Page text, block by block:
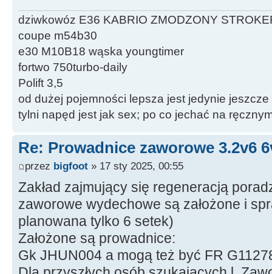
dziwkowóz E36 KABRIO ZMODZONY
coupe m54b30
e30 M10B18 wąska youngtimer
fortwo 750turbo-daily
Polift 3,5
od dużej pojemności lepsza jest jedynie jeszcze
tylni napęd jest jak sex; po co jechać na
Re: Prowadnice zaworowe 3.2v6
przez bigfoot » 17 sty 2025, 00:55
Zakład zajmujący się regeneracją
zaworowe wydechowe są założone i
planowana tylko 6 setek)
Założone są prowadnice:
Gk JHUN004 a mogą też być FR